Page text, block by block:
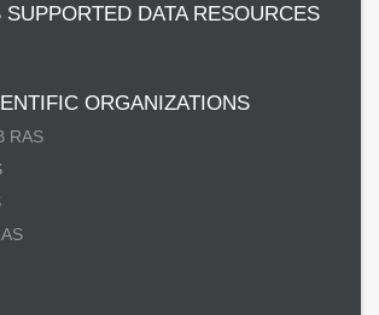
DATA RESOURCES
ORGANIZATIONS
RAS